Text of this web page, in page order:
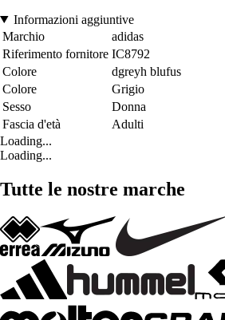
Informazioni aggiuntive
Marchio
adidas
Riferimento fornitore IC8792
Colore
dgreyh blufus
Colore
Grigio
Sesso
Donna
Fascia d'età
Adulti
Loading...
Loading...
Tutte le nostre marche